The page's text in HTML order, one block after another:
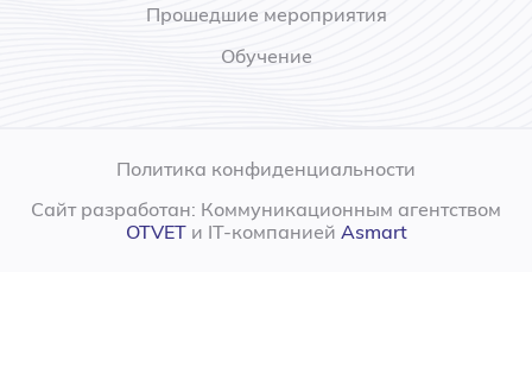
Прошедшие мероприятия
Обучение
Политика конфиденциальности
Сайт разработан: Коммуникационным агентством
OTVETи IT-компанией Asmart